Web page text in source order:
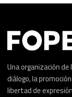
Una organización de
diálogo, la
libertad de